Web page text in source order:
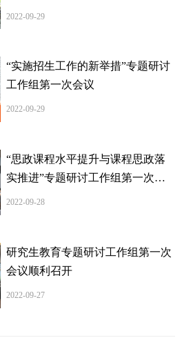
2022-09-29
“实施招生工作的新举措”专题研讨
工作组第一次会议
2022-09-29
“思政课程水平提升与课程思政落
实推进”专题研讨工作组第一次会
议召开
2022-09-28
研究生教育专题研讨工作组第一次
会议顺利召开
2022-09-27